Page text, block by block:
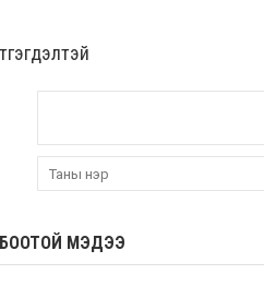
МЭДЭЭ